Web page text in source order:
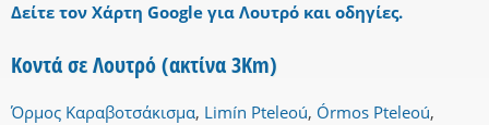
Δείτε τον Χάρτη Google για Λουτρό και οδηγίες.
Κοντά σε Λουτρό (ακτίνα 3Km)
Όρμος Καραβοτσάκισμα, Limín Pteleoú, Órmos Pteleoú,